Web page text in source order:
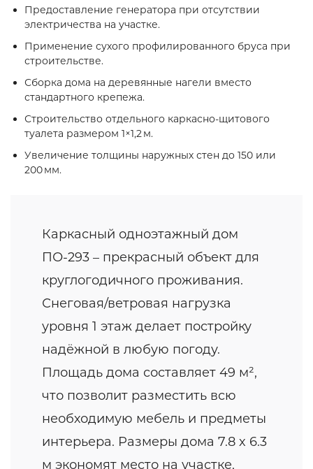
Предоставление генератора при отсутствии
электричества на участке.
Применение сухого профилированного бруса при
строительстве.
Сборка дома на деревянные нагели вместо
стандартного крепежа.
Строительство отдельного каркасно‑щитового
туалета размером 1×1,2 м.
Увеличение толщины наружных стен до 150 или
200 мм.
Каркасный одноэтажный дом
ПО-293 – прекрасный объект для
круглогодичного проживания.
Снеговая/ветровая нагрузка
уровня 1 этаж делает постройку
надёжной в любую погоду.
Площадь дома составляет 49 м²,
что позволит разместить всю
необходимую мебель и предметы
интерьера. Размеры дома 7.8 x 6.3
м экономят место на участке,